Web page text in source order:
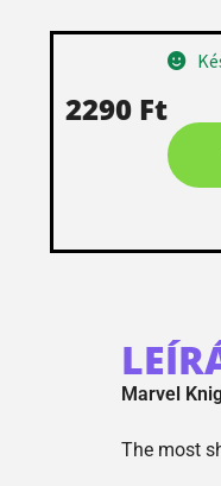
2290 Ft
Marvel
The most